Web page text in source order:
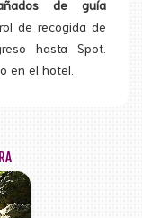
de guía
de recogida de
hasta Spot.
en el hotel.